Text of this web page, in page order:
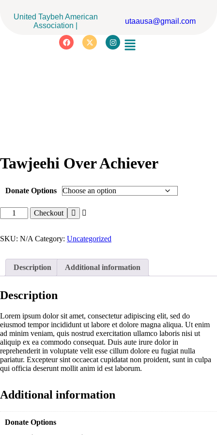
United Taybeh American
Association |
utaausa@gmail.com
Tawjeehi Over Achiever
Donate Options
Checkout
SKU: N/A Category: Uncategorized
Description Additional information
Description
Lorem ipsum dolor sit amet, consectetur adipiscing elit, sed do
eiusmod tempor incididunt ut labore et dolore magna aliqua. Ut enim
ad minim veniam, quis nostrud exercitation ullamco laboris nisi ut
aliquip ex ea commodo consequat. Duis aute irure dolor in
reprehenderit in voluptate velit esse cillum dolore eu fugiat nulla
pariatur. Excepteur sint occaecat cupidatat non proident, sunt in culpa
qui officia deserunt mollit anim id est laborum.
Additional information
Donate Options